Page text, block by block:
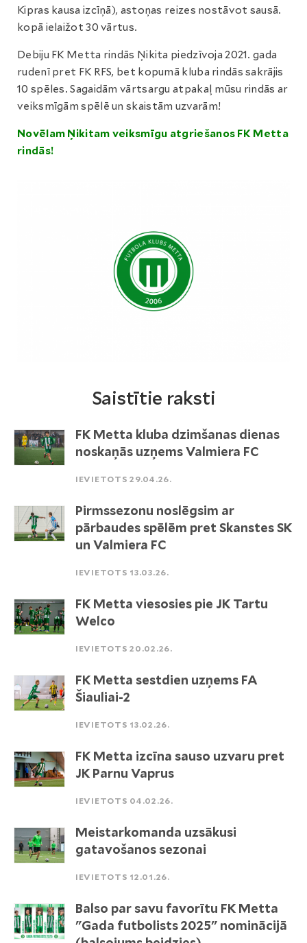
Kipras kausa izcīņā), astoņas reizes nostāvot sausā.
kopā ielaižot 30 vārtus.
Debiju FK Metta rindās Ņikita piedzīvoja 2021. gada
rudenī pret FK RFS, bet kopumā kluba rindās sakrājis
10 spēles. Sagaidām vārtsargu atpakaļ mūsu rindās ar
veiksmīgām spēlē un skaistām uzvarām!
Novēlam Ņikitam veiksmīgu atgriešanos FK Metta
rindās!
Saistītie raksti
FK Metta kluba dzimšanas dienas
noskaņās uzņems Valmiera FC
IEVIETOTS 29.04.26.
Pirmssezonu noslēgsim ar
pārbaudes spēlēm pret Skanstes SK
un Valmiera FC
IEVIETOTS 13.03.26.
FK Metta viesosies pie JK Tartu
Welco
IEVIETOTS 20.02.26.
FK Metta sestdien uzņems FA
Šiauliai-2
IEVIETOTS 13.02.26.
FK Metta izcīna sauso uzvaru pret
JK Parnu Vaprus
IEVIETOTS 04.02.26.
Meistarkomanda uzsākusi
gatavošanos sezonai
IEVIETOTS 12.01.26.
Balso par savu favorītu FK Metta
"Gada futbolists 2025" nominācijā